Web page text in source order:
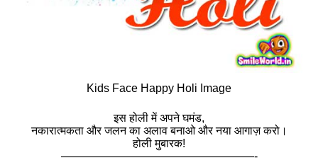
Kids Face Happy Holi Image
इस होली में अपने घमंड,
नकारात्मकता और जलन का अलाव बनाओ और नया आगाज़ करो।
होली मुबारक!
—————————————————-